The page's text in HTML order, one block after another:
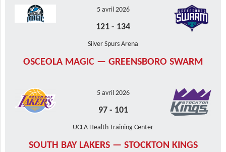
5 avril 2026
121 - 134
Silver Spurs Arena
OSCEOLA MAGIC — GREENSBORO SWARM
5 avril 2026
97- 101
UCLA Health Training Center
SOUTH BAY LAKERS — STOCKTON KINGS